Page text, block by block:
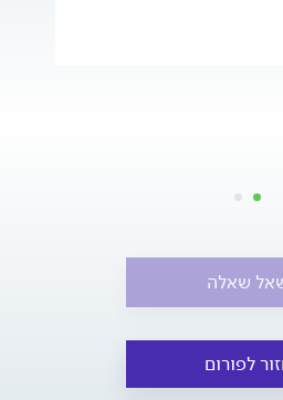
שאלה
לפורום